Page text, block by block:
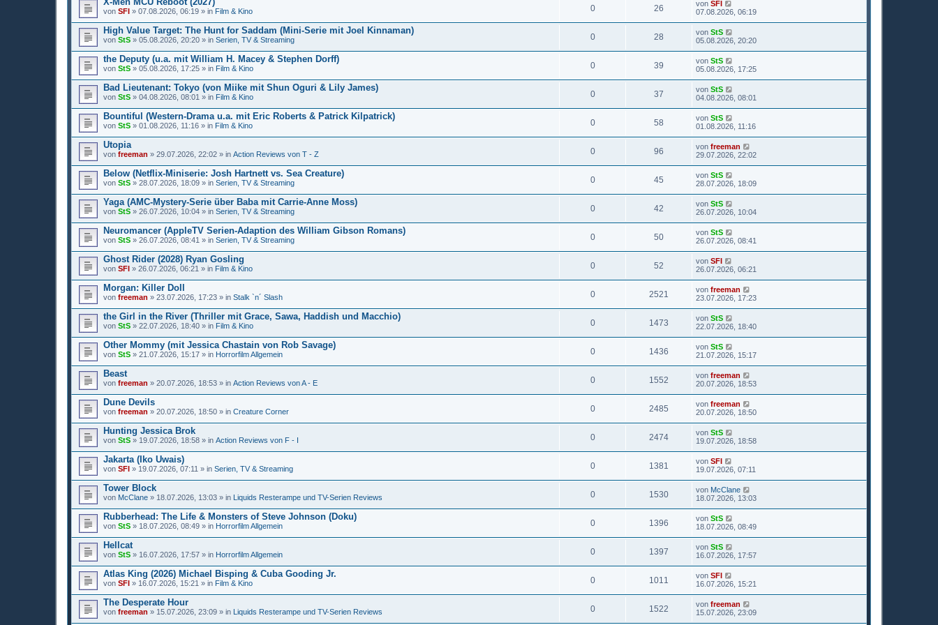
von SFI » 07.08.2026, 06:19 » in Film & Kino 0 26 von SFI
07.08.2026, 06:19
High Value Target: The Hunt for Saddam (Mini-Serie mit Joel Kinnaman)
von StS » 05.08.2026, 20:20 » in Serien, TV & Streaming 0 28 von StS
05.08.2026, 20:20
the Deputy (u.a. mit William H. Macey & Stephen Dorff)
von StS » 05.08.2026, 17:25 » in Film & Kino 0 39 von StS
05.08.2026, 17:25
Bad Lieutenant: Tokyo (von Miike mit Shun Oguri & Lily James)
von StS » 04.08.2026, 08:01 » in Film & Kino 0 37 von StS
04.08.2026, 08:01
Bountiful (Western-Drama u.a. mit Eric Roberts & Patrick Kilpatrick)
von StS » 01.08.2026, 11:16 » in Film & Kino 0 58 von StS
01.08.2026, 11:16
Utopia
von freeman » 29.07.2026, 22:02 » in Action Reviews von T - Z 0 96 von freeman
29.07.2026, 22:02
Below (Netflix-Miniserie: Josh Hartnett vs. Sea Creature)
von StS » 28.07.2026, 18:09 » in Serien, TV & Streaming 0 45 von StS
28.07.2026, 18:09
Yaga (AMC-Mystery-Serie über Baba mit Carrie-Anne Moss)
von StS » 26.07.2026, 10:04 » in Serien, TV & Streaming 0 42 von StS
26.07.2026, 10:04
Neuromancer (AppleTV Serien-Adaption des William Gibson Romans)
von StS » 26.07.2026, 08:41 » in Serien, TV & Streaming 0 50 von StS
26.07.2026, 08:41
Ghost Rider (2028) Ryan Gosling
von SFI » 26.07.2026, 06:21 » in Film & Kino 0 52 von SFI
26.07.2026, 06:21
Morgan: Killer Doll
von freeman » 23.07.2026, 17:23 » in Stalk `n´ Slash 0 2521 von freeman
23.07.2026, 17:23
the Girl in the River (Thriller mit Grace, Sawa, Haddish und Macchio)
von StS » 22.07.2026, 18:40 » in Film & Kino 0 1473 von StS
22.07.2026, 18:40
Other Mommy (mit Jessica Chastain von Rob Savage)
von StS » 21.07.2026, 15:17 » in Horrorfilm Allgemein 0 1436 von StS
21.07.2026, 15:17
Beast
von freeman » 20.07.2026, 18:53 » in Action Reviews von A - E 0 1552 von freeman
20.07.2026, 18:53
Dune Devils
von freeman » 20.07.2026, 18:50 » in Creature Corner 0 2485 von freeman
20.07.2026, 18:50
Hunting Jessica Brok
von StS » 19.07.2026, 18:58 » in Action Reviews von F - I 0 2474 von StS
19.07.2026, 18:58
Jakarta (Iko Uwais)
von SFI » 19.07.2026, 07:11 » in Serien, TV & Streaming 0 1381 von SFI
19.07.2026, 07:11
Tower Block
von McClane » 18.07.2026, 13:03 » in Liquids Resterampe und TV-Serien Reviews 0 1530 von McClane
18.07.2026, 13:03
Rubberhead: The Life & Monsters of Steve Johnson (Doku)
von StS » 18.07.2026, 08:49 » in Horrorfilm Allgemein 0 1396 von StS
18.07.2026, 08:49
Hellcat
von StS » 16.07.2026, 17:57 » in Horrorfilm Allgemein 0 1397 von StS
16.07.2026, 17:57
Atlas King (2026) Michael Bisping & Cuba Gooding Jr.
von SFI » 16.07.2026, 15:21 » in Film & Kino 0 1011 von SFI
16.07.2026, 15:21
The Desperate Hour
von freeman » 15.07.2026, 23:09 » in Liquids Resterampe und TV-Serien Reviews 0 1522 von freeman
15.07.2026, 23:09